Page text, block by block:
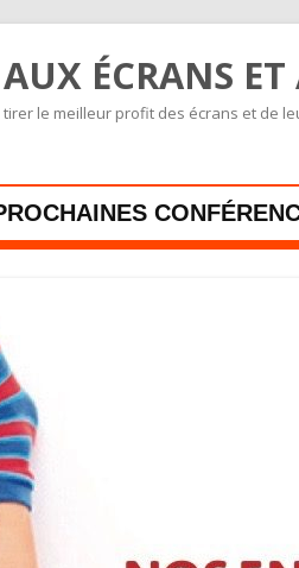
ÉCRANS
le meilleur profit des écrans et de
Skip to